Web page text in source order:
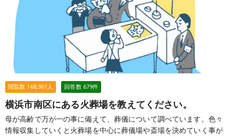
葬儀社を2〜3社教えていただけませんでしょうか？
閲覧数 168,961 人 回答数 679件
横浜市南区にある火葬場を教えてください。
母が高齢で万が一の事に備えて、葬儀について調べています。色々
情報収集していくと火葬場を中心に葬儀場や斎場を決めていく事が